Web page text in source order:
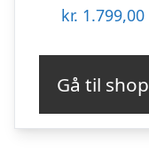
kr. 1.799,00
Gå til shop